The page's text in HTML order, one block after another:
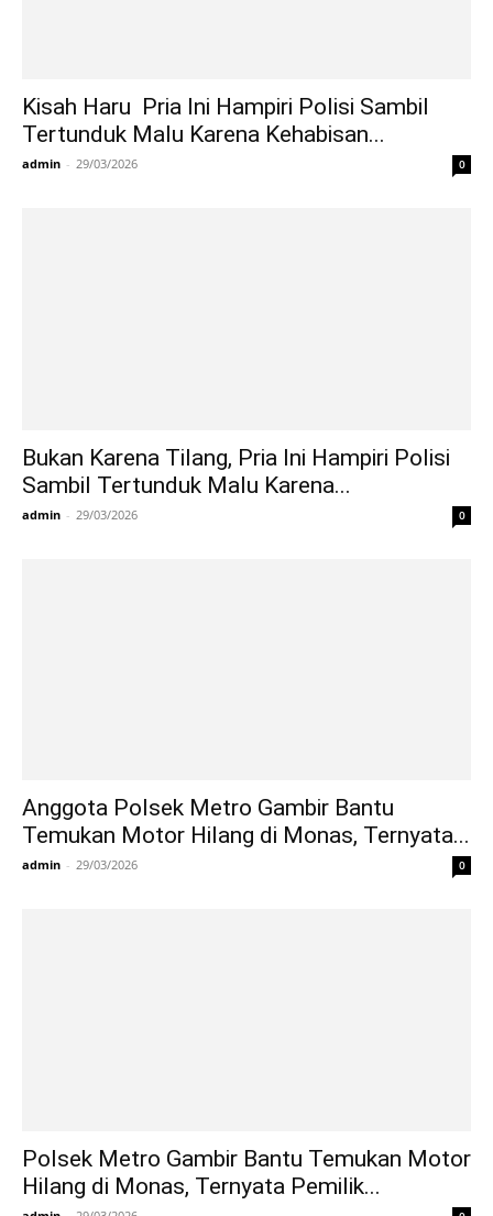
Kisah Haru Pria Ini Hampiri Polisi Sambil
Tertunduk Malu Karena Kehabisan...
admin - 29/03/2026 0
Bukan Karena Tilang, Pria Ini Hampiri Polisi
Sambil Tertunduk Malu Karena...
admin - 29/03/2026 0
Anggota Polsek Metro Gambir Bantu
Temukan Motor Hilang di Monas, Ternyata...
admin - 29/03/2026 0
Polsek Metro Gambir Bantu Temukan Motor
Hilang di Monas, Ternyata Pemilik...